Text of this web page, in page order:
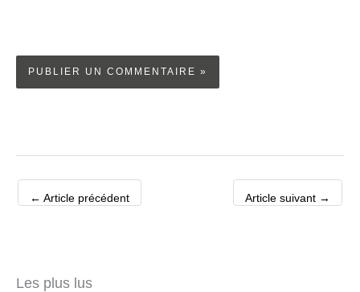
← Article précédent Article suivant →
Les plus lus